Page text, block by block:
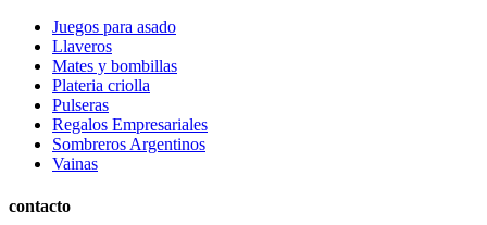
Juegos para asado
Llaveros
Mates y bombillas
Plateria criolla
Pulseras
Regalos Empresariales
Sombreros Argentinos
Vainas
contacto